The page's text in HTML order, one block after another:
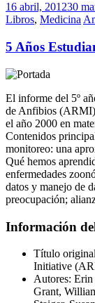
16 abril, 201230
Libros, Medicina
5 Años
El informe del 5º
de Anfibios (ARMI)
el año 2000 en
Contenidos
monitoreo: una
Qué hemos
enfermedades
datos y manejo de
preocupación;
Información
Título
Initiative
Autores:
Grant,